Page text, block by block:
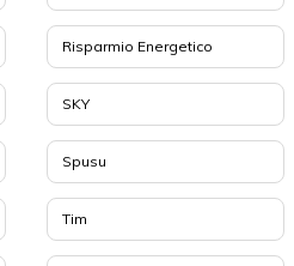
Risparmio Energetico
SKY
Spusu
Tim